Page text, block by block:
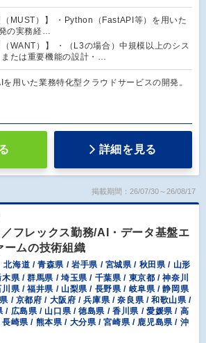
（MUST）】 ・Python（FastAPI等）を用いた
の実務経…
（WANT）】 ・（L3の場合）中規模以上のシス
たは重要機能の設計・…
用いた業務特化型クラウドサービスの開発。
詳細を見る
掲載期間：26/07/30～26/08/17
フレックス勤務/AI・データ基盤エ
ームの技術組織
北海道 / 青森県 / 岩手県 / 宮城県 / 秋田県 / 山形
県 / 群馬県 / 埼玉県 / 千葉県 / 東京都 / 神奈川
県 / 福井県 / 山梨県 / 長野県 / 岐阜県 / 静岡県
/ 京都府 / 大阪府 / 兵庫県 / 奈良県 / 和歌山県 /
/ 広島県 / 山口県 / 徳島県 / 香川県 / 愛媛県 / 高
崎県 / 熊本県 / 大分県 / 宮崎県 / 鹿児島県 / 沖